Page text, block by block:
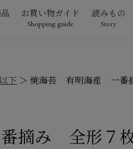
お買い物ガイド
Shopping guide
読みもの
Story
下 焼海苔 有明海産 一番
摘み 全形７